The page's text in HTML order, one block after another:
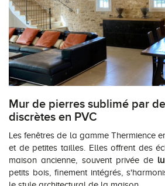
Mur de pierres sublimé par
discrètes en PVC
Les fenêtres de la gamme Thermience
et de petites tailles. Elles offrent des
maison ancienne, souvent privée de
petits bois, finement intégrés,